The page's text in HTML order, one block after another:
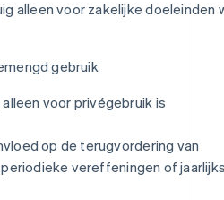
alleen voor zakelijke doeleinden
gebruik
voor privégebruik is
op de terugvordering van
vereffeningen of